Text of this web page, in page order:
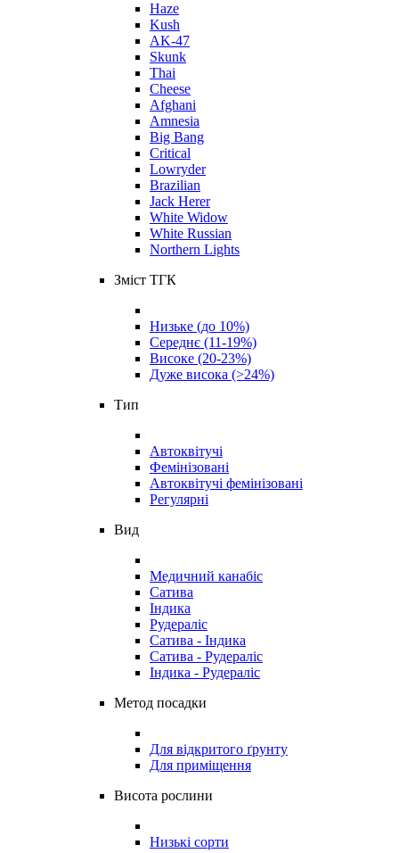
Haze
Kush
AK-47
Skunk
Thai
Cheese
Afghani
Amnesia
Big Bang
Critical
Lowryder
Brazilian
Jack Herer
White Widow
White Russian
Northern Lights
Зміст ТГК
Низьке (до 10%)
Середнє (11-19%)
Високе (20-23%)
Дуже висока (>24%)
Тип
Автоквітучі
Фемінізовані
Автоквітучі фемінізовані
Регулярні
Вид
Медичний канабіс
Сатива
Індика
Рудераліс
Сатива - Індика
Сатива - Рудераліс
Індика - Рудераліс
Метод посадки
Для відкритого ґрунту
Для приміщення
Висота рослини
Низькі сорти